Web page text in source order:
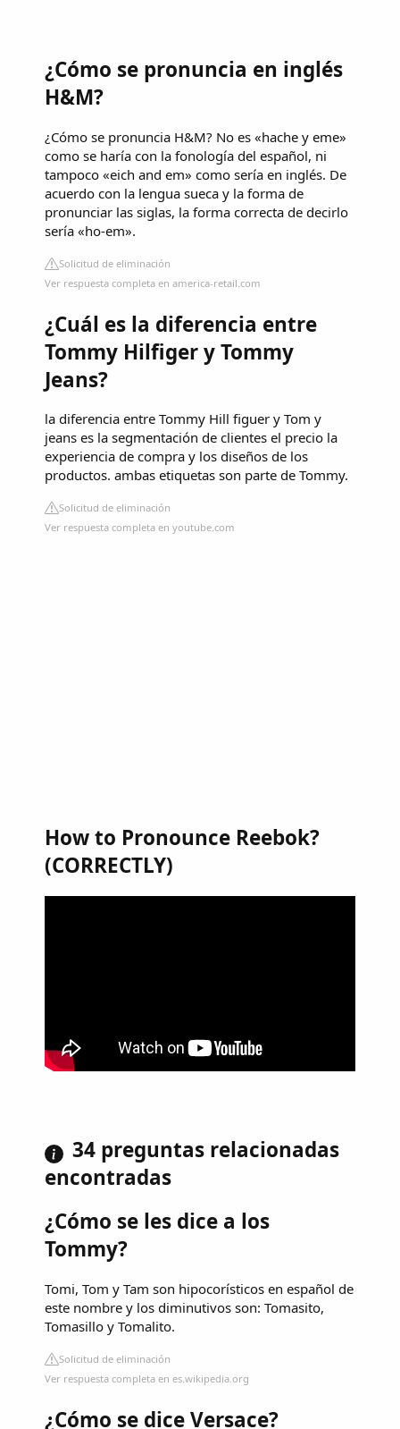
¿Cómo se pronuncia en inglés
H&M?
¿Cómo se pronuncia H&M? No es «hache y eme»
como se haría con la fonología del español, ni
tampoco «eich and em» como sería en inglés. De
acuerdo con la lengua sueca y la forma de
pronunciar las siglas, la forma correcta de decirlo
sería «ho-em».
Solicitud de eliminación
Ver respuesta completa en america-retail.com
¿Cuál es la diferencia entre
Tommy Hilfiger y Tommy
Jeans?
la diferencia entre Tommy Hill figuer y Tom y
jeans es la segmentación de clientes el precio la
experiencia de compra y los diseños de los
productos. ambas etiquetas son parte de Tommy.
Solicitud de eliminación
Ver respuesta completa en youtube.com
How to Pronounce Reebok?
(CORRECTLY)
34 preguntas relacionadas
encontradas
¿Cómo se les dice a los
Tommy?
Tomi, Tom y Tam son hipocorísticos en español de
este nombre y los diminutivos son: Tomasito,
Tomasillo y Tomalito.
Solicitud de eliminación
Ver respuesta completa en es.wikipedia.org
¿Cómo se dice Versace?